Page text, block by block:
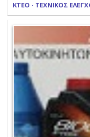
ΚΤΕΟ - ΤΕΧΝΙΚΟΣ